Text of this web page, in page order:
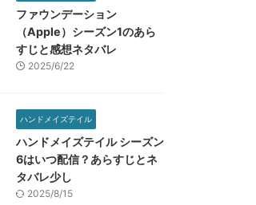
ファウンデーション
（Apple）シーズン1のあら
すじと感想ネタバレ
2025/6/22
ハンドメイズテイル
ハンドメイズテイル シーズン
6はいつ配信？あらすじとネ
タバレ少し
2025/8/15